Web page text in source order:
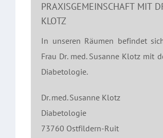
PRAXISGEMEINSCHAFT MIT
KLOTZ
In unseren Räumen befindet
Frau Dr. med. Susanne Klotz mit
Diabetologie.
Dr. med. Susanne Klotz
Diabetologie
73760 Ostfildern-Ruit